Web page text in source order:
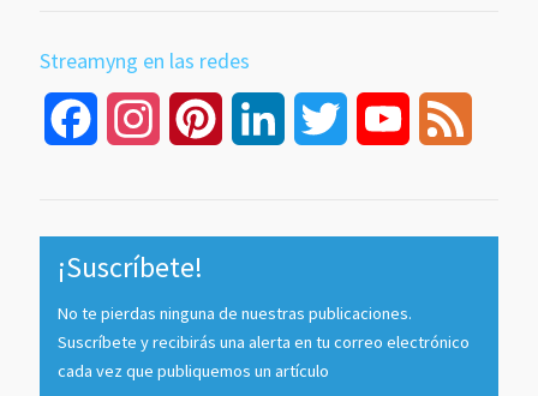
Streamyng en las redes
Facebook InstagramPinterest LinkedIn Twitter YouTube
¡Suscríbete!
No te pierdas ninguna de nuestras publicaciones.
Suscríbete y recibirás una alerta en tu correo electrónico
cada vez que publiquemos un artículo